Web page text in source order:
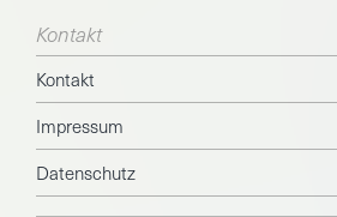
Kontakt
Kontakt
Impressum
Datenschutz